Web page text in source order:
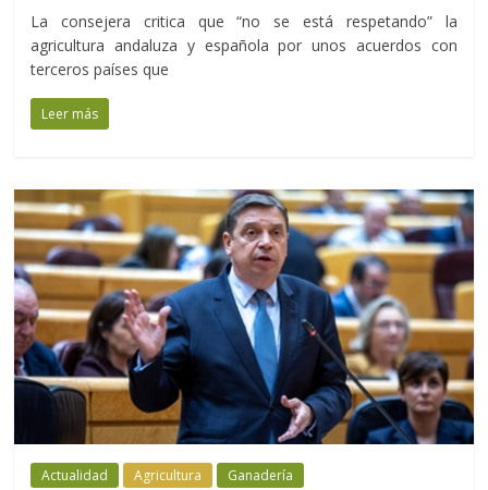
La consejera critica que “no se está respetando” la
agricultura andaluza y española por unos acuerdos con
terceros países que
Leer más
Actualidad Agricultura Ganadería